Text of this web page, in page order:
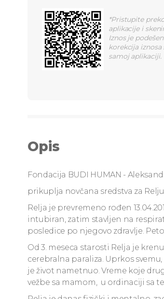
*Pristupite
aplikacije i
Iznos je
korekcija
samoj aplikaciji.
Opis
Fondacija BUDI HUMAN -
prikuplja novčana sredstva za Relju
Relja je prevremeno rođen
intubiran, zatim stavljen na
posledice po njegovo zdravlje.
Od 3. meseca starosti Relja je
cerebralna paraliza. Uprkos
je život nametnuo. Vreme koje
vežbe sa mamom, u ordinaciji sa